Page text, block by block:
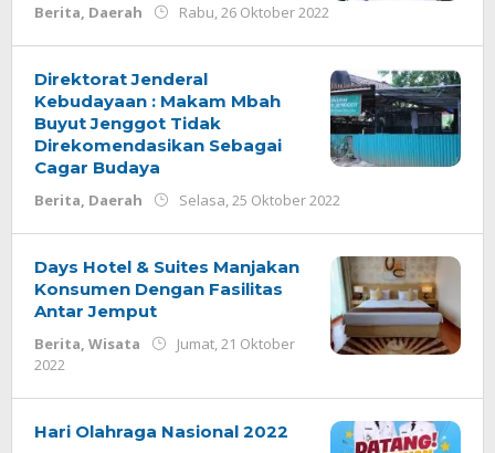
Berita, Daerah Rabu, 26 Oktober 2022
Direktorat Jenderal
Kebudayaan : Makam Mbah
Buyut Jenggot Tidak
Direkomendasikan Sebagai
Cagar Budaya
Berita, Daerah Selasa, 25 Oktober 2022
Days Hotel & Suites Manjakan
Konsumen Dengan Fasilitas
Antar Jemput
Berita, Wisata
Jumat, 21 Oktober
2022
Hari Olahraga Nasional 2022